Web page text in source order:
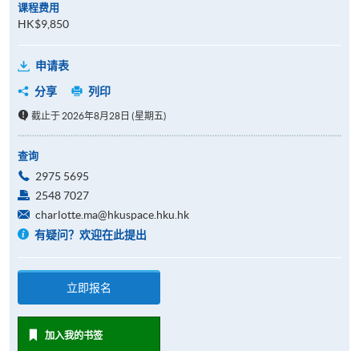
课程费用
HK$9,850
申请表
分享
列印
截止于 2026年8月28日 (星期五)
查询
2975 5695
2548 7027
charlotte.ma@hkuspace.hku.hk
有疑问？欢迎在此提出
立即报名
加入我的书签